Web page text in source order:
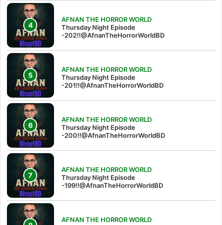
AFNAN THE HORROR WORLD
Thursday Night Episode
-202!!@AfnanTheHorrorWorldBD
AFNAN THE HORROR WORLD
Thursday Night Episode
-201!!@AfnanTheHorrorWorldBD
AFNAN THE HORROR WORLD
Thursday Night Episode
-200!!@AfnanTheHorrorWorldBD
AFNAN THE HORROR WORLD
Thursday Night Episode
-199!!@AfnanTheHorrorWorldBD
AFNAN THE HORROR WORLD